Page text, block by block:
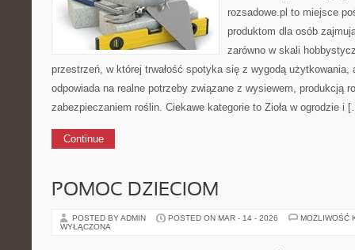
rozsadowe.pl to miejsce
produktom dla osób
zarówno w skali
przestrzeń, w której trwałość spotyka się z wygodą użytkowania,
odpowiada na realne potrzeby związane z wysiewem, produkcją
zabezpieczaniem roślin. Ciekawe kategorie to Zioła w ogrodzie i
Continue
POMOC DZIECIOM
POSTED BY ADMIN POSTED ON MAR - 14 - 2026
MOŻLIWOŚĆ
WYŁĄCZONA